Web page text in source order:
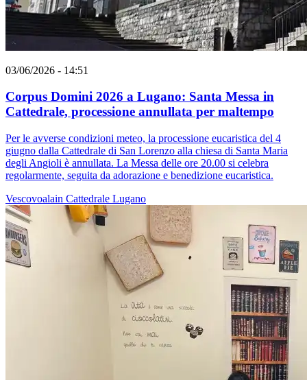
03/06/2026 - 14:51
Corpus Domini 2026 a Lugano: Santa Messa in
Cattedrale, processione annullata per maltempo
Per le avverse condizioni meteo, la processione eucaristica del 4
giugno dalla Cattedrale di San Lorenzo alla chiesa di Santa Maria
degli Angioli è annullata. La Messa delle ore 20.00 si celebra
regolarmente, seguita da adorazione e benedizione eucaristica.
Vescovoalain Cattedrale Lugano